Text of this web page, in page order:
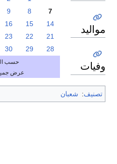
7
8
9
14
15
16
21
22
23
28
29
30
حسب
عرض
مواليد
وفيات
تصنيف: شعبان